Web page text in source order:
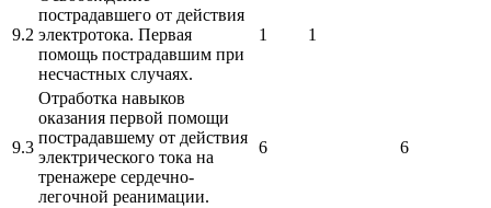
9.2
пострадавшего от действия
электротока. Первая
помощь пострадавшим при
несчастных случаях.
1 1
9.3
Отработка навыков
оказания первой помощи
пострадавшему от действия
электрического тока на
тренажере сердечно-
легочной реанимации.
6 6